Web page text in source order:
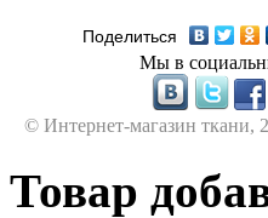
Поделиться
Мы в
© Интернет-магазин ткани,
Товар